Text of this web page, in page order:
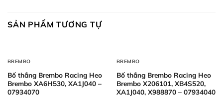
SẢN PHẨM TƯƠNG TỰ
BREMBO
Bố thắng Brembo Racing Heo
Brembo XA6H530, XA1J040 –
07934070
BREMBO
Bố thắng Brembo Racing Heo
Brembo X206101, XB4S520,
XA1J040, X988870 – 07934040